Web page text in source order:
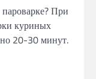
При
куриных
20-30 минут.